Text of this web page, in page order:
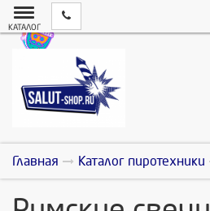
КАТАЛОГ
Главная Каталог пиротехники